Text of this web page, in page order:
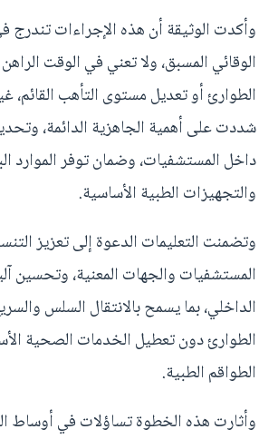
وأكدت الوثيقة أن هذه الإجراءات تندرج
الوقائي المسبق، ولا تعني في الوقت
الطوارئ أو تعديل مستوى التأهب القائم،
شددت على أهمية الجاهزية الدائمة،
داخل المستشفيات، وضمان توفر الموارد
والتجهيزات الطبية الأساسية.
وتضمنت التعليمات الدعوة إلى تعزيز
المستشفيات والجهات المعنية، وتحسين
الداخلي، بما يسمح بالانتقال السلس
الطوارئ دون تعطيل الخدمات الصحية
الطواقم الطبية.
وأثارت هذه الخطوة تساؤلات في أوساط